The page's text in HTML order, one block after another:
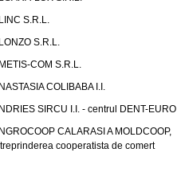
S.R.L.
S.R.L.
COM S.R.L.
COLIBABA I.I.
SIRCU I.I. - centrul DENT-EURO
CALARASI A MOLDCOOP,
cooperatista de comert